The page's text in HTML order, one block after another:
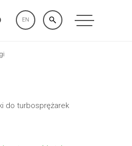
EN
do turbosprężarek